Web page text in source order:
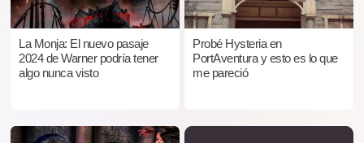
La Monja: El nuevo pasaje
2024 de Warner podría tener
algo nunca visto
Probé Hysteria en
PortAventura y esto es lo que
me pareció